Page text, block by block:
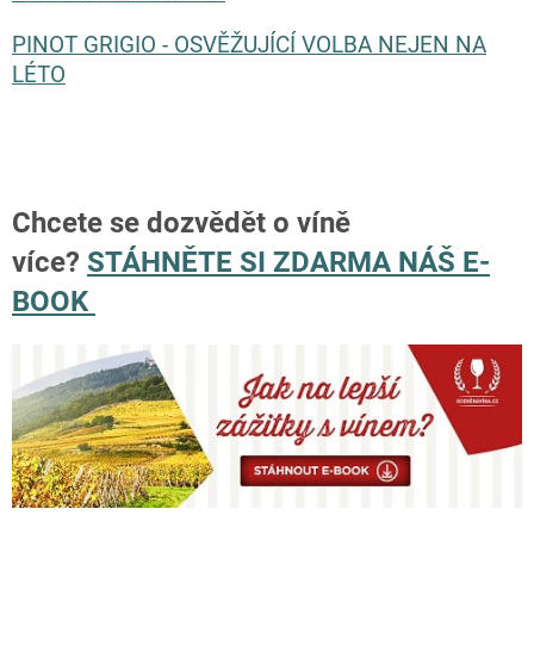
PINOT GRIGIO - OSVĚŽUJÍCÍ VOLBA NEJEN NA
LÉTO
Chcete se dozvědět o víně
více? STÁHNĚTE SI ZDARMA NÁŠ E-
BOOK